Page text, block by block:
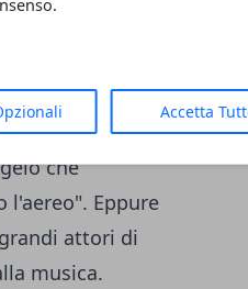
Accetta
e la
anni.
colleghi. Oggi
che
l'aereo". Eppure
attori di
musica.